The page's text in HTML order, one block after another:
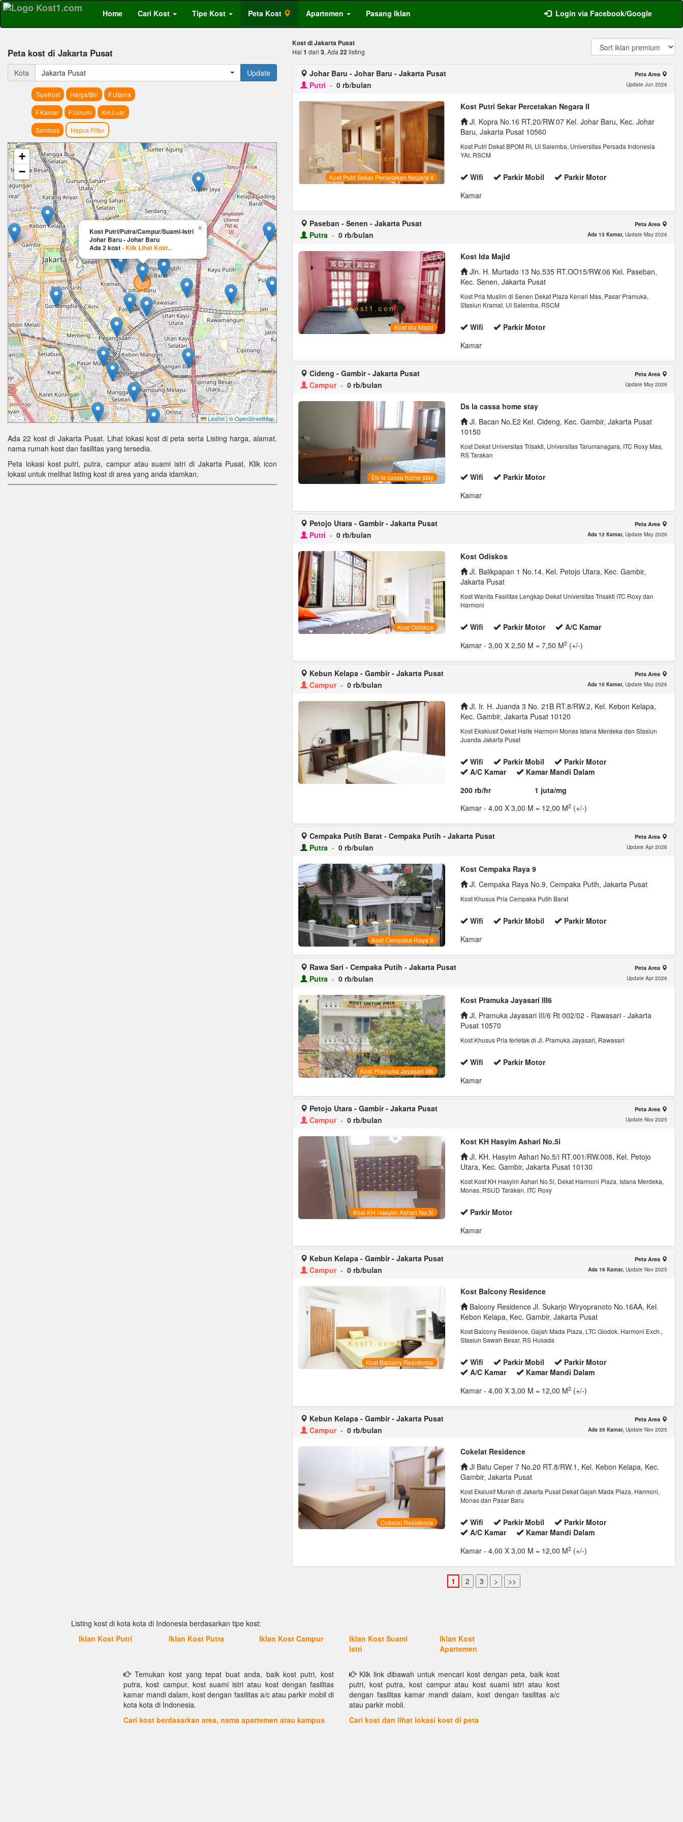
Home Cari Kost Tipe Kost Peta Kost Apartemen Pasang Iklan Login via Facebook/Google
Peta kost di Jakarta Pusat
Kota Jakarta Pusat Update
TipeKost Harga/Bln F.Utama
F.Kamar F.Umum Km.Luar
Services Hapus Filter
Kost Putri/Putra/Campur/Suami-Istri
Johar Baru - Johar Baru
Ada 2 kost-Klik Lihat Kost...
×
+
−
Leaflet|©OpenStreetMap
Ada 22 kost di Jakarta Pusat. Lihat lokasi kost di peta serta Listing harga, alamat,
nama rumah kost dan fasilitas yang tersedia.
Peta lokasi kost putri, putra, campur atau suami istri di Jakarta Pusat, Klik icon
lokasi untuk melihat listing kost di area yang anda idamkan.
Kost di Jakarta Pusat
Hal 1 dari 3, Ada 22listing
Johar Baru - Johar Baru - Jakarta Pusat
Putri - 0 rb/bulan
Peta Area
Update Jun 2026
Kost Putri Sekar Percetakan Negara II
Kost Putri Sekar Percetakan Negara II
Jl. Kopra No.16 RT.20/RW.07 Kel. Johar Baru, Kec. Johar
Baru, Jakarta Pusat 10560
Kost Putri Dekat BPOM RI, UI Salemba, Universitas Persada Indonesia
YAI, RSCM
Wifi Parkir Mobil
Parkir Motor
Kamar
Paseban - Senen - Jakarta Pusat
Putra - 0 rb/bulan
Peta Area
Ada 13 Kamar, Update May 2026
Kost Ida Majid
Kost Ida Majid
Jln. H. Murtado 13 No.535 RT.OO15/RW.06 Kel. Paseban,
Kec. Senen, Jakarta Pusat
Kost Pria Muslim di Senen Dekat Plaza Kenari Mas, Pasar Pramuka,
Stasiun Kramat, UI Salemba, RSCM
Wifi
Parkir Motor
Kamar
Cideng - Gambir - Jakarta Pusat
Campur- 0 rb/bulan
Peta Area
Update May 2026
Ds la cassa home stay
Ds la cassa home stay
Jl. Bacan No.E2 Kel. Cideng, Kec. Gambir, Jakarta Pusat
10150
Kost Dekat Universitas Trisakti, Universitas Tarumanagara, ITC Roxy Mas,
RS Tarakan
Wifi
Parkir Motor
Kamar
Petojo Utara - Gambir - Jakarta Pusat
Putri - 0 rb/bulan
Peta Area
Ada 12 Kamar, Update May 2026
Kost Odiskos
Kost Odiskos
Jl. Balikpapan 1 No.14, Kel. Petojo Utara, Kec. Gambir,
Jakarta Pusat
Kost Wanita Fasilitas Lengkap Dekat Universitas Trisakti ITC Roxy dan
Harmoni
Wifi Parkir Motor
A/C Kamar
Kamar- 3,00 X 2,50 M = 7,50 M2 (+/-)
Kebun Kelapa - Gambir - Jakarta Pusat
Campur- 0 rb/bulan
Peta Area
Ada 10 Kamar, Update May 2026
Jl. Ir. H. Juanda 3 No. 21B RT.8/RW.2, Kel. Kebon Kelapa,
Kec. Gambir, Jakarta Pusat 10120
Kost Eksklusif Dekat Halte Harmoni Monas Istana Merdeka dan Stasiun
Juanda Jakarta Pusat
Wifi Parkir Mobil
Parkir Motor
A/C Kamar
Kamar Mandi Dalam
200 rb/hr
1 juta/mg
Kamar- 4,00 X 3,00 M = 12,00 M2 (+/-)
Cempaka Putih Barat - Cempaka Putih - Jakarta Pusat
Putra - 0 rb/bulan
Peta Area
Update Apr 2026
Kost Cempaka Raya 9
Kost Cempaka Raya 9
Jl. Cempaka Raya No.9, Cempaka Putih, Jakarta Pusat
Kost Khusus Pria Cempaka Putih Barat
Wifi Parkir Mobil
Parkir Motor
Kamar
Rawa Sari - Cempaka Putih - Jakarta Pusat
Putra - 0 rb/bulan
Peta Area
Update Apr 2026
Kost Pramuka Jayasari III6
Kost Pramuka Jayasari III6
Jl. Pramuka Jayasari III/6 Rt 002/02 - Rawasari - Jakarta
Pusat 10570
Kost Khusus Pria terletak di Jl. Pramuka Jayasari, Rawasari
Wifi
Parkir Motor
Kamar
Petojo Utara - Gambir - Jakarta Pusat
Campur- 0 rb/bulan
Peta Area
Update Nov 2025
Kost KH Hasyim Ashari No.5i
Kost KH Hasyim Ashari No.5i
Jl. KH. Hasyim Ashari No.5/i RT.001/RW.008, Kel. Petojo
Utara, Kec. Gambir, Jakarta Pusat 10130
Kost Kost KH Hasyim Ashari No.5i, Dekat Harmoni Plaza, Istana Merdeka,
Monas, RSUD Tarakan, ITC Roxy
Parkir Motor
Kamar
Kebun Kelapa - Gambir - Jakarta Pusat
Campur- 0 rb/bulan
Peta Area
Ada 16 Kamar, Update Nov 2025
Kost Balcony Residence
Kost Balcony Residence
Balcony Residence Jl. Sukarjo Wiryopranoto No.16AA, Kel.
Kebon Kelapa, Kec. Gambir, Jakarta Pusat
Kost Balcony Residence, Gajah Mada Plaza, LTC Glodok, Harmoni Exch.,
Stasiun Sawah Besar, RS Husada
Wifi Parkir Mobil
Parkir Motor
A/C Kamar
Kamar Mandi Dalam
Kamar- 4,00 X 3,00 M = 12,00 M2 (+/-)
Kebun Kelapa - Gambir - Jakarta Pusat
Campur- 0 rb/bulan
Peta Area
Ada 35 Kamar, Update Nov 2025
Cokelat Residence
Cokelat Residence
Jl Batu Ceper 7 No.20 RT.8/RW.1, Kel. Kebon Kelapa, Kec.
Gambir, Jakarta Pusat
Kost Ekslusif Murah di Jakarta Pusat Dekat Gajah Mada Plaza, Harmoni,
Monas dan Pasar Baru
Wifi Parkir Mobil
Parkir Motor
A/C Kamar
Kamar Mandi Dalam
Kamar- 4,00 X 3,00 M = 12,00 M2 (+/-)
Listing kost di kota kota di Indonesia berdasarkan tipe kost:
Iklan Kost Putri
Iklan Kost Putra Iklan Kost Campur
Iklan Kost Suami
Istri
Iklan Kost
Apartemen
Temukan kost yang tepat buat anda, baik kost putri, kost
putra, kost campur, kost suami istri atau kost dengan fasilitas
kamar mandi dalam, kost dengan fasilitas a/c atau parkir mobil di
kota kota di Indonesia.
Cari kost berdasarkan area, nama apartemen atau kampus
Klik link dibawah untuk mencari kost dengan peta, baik kost
putri, kost putra, kost campur atau kost suami istri atau kost
dengan fasilitas kamar mandi dalam, kost dengan fasilitas a/c
atau parkir mobil.
Cari kost dan lihat lokasi kost di peta